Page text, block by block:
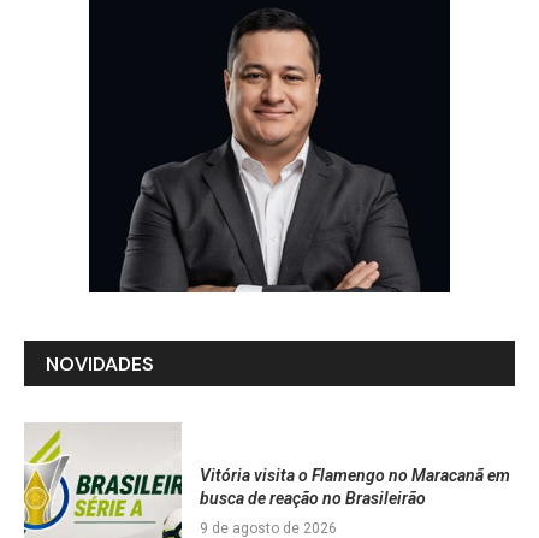
NOVIDADES
Vitória visita o Flamengo no Maracanã em
busca de reação no Brasileirão
9 de agosto de 2026